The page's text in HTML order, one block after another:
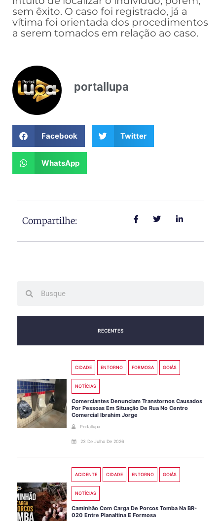
sem êxito. O caso foi registrado, já a
vítima foi orientada dos procedimentos
a serem tomados em relação ao caso.
portallupa
Facebook Twitter
WhatsApp
Compartilhe:
RECENTES
CIDADE ENTORNO FORMOSA GOIÁS
NOTÍCIAS
Comerciantes Denunciam Transtornos Causados
Por Pessoas Em Situação De Rua No Centro
Comercial Ibrahim Jorge
Portallupa
23 De Julho De 2026
ACIDENTE CIDADE ENTORNO GOIÁS
NOTÍCIAS
Caminhão Com Carga De Porcos Tomba Na BR-
020 Entre Planaltina E Formosa